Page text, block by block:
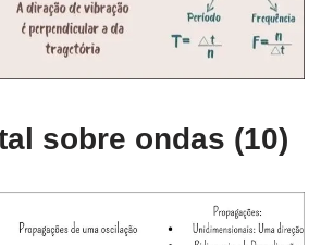
sobre ondas (10)